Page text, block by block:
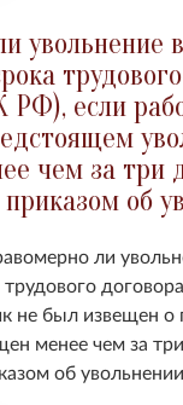
увольнение
РФ), если
чем за три
об
ли
не был извещен
менее чем за
об